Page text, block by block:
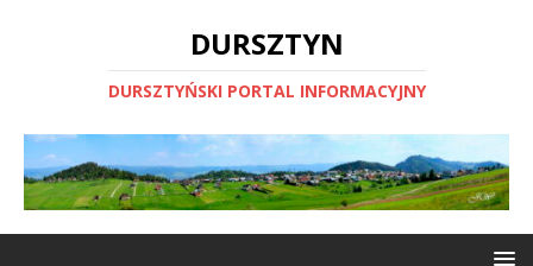
DURSZTYN
DURSZTYŃSKI PORTAL INFORMACYJNY